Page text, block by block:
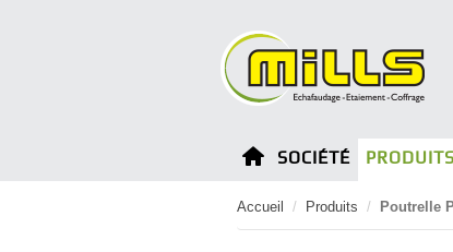
SOCIÉTÉ PRODUITS
Accueil / Produits / Poutrelle